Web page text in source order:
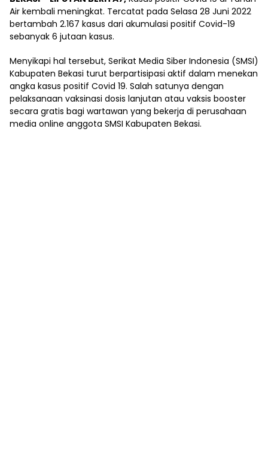
Air kembali meningkat. Tercatat pada Selasa 28 Juni 2022
bertambah 2.167 kasus dari akumulasi positif Covid-19
sebanyak 6 jutaan kasus.
Menyikapi hal tersebut, Serikat Media Siber Indonesia (SMSI)
Kabupaten Bekasi turut berpartisipasi aktif dalam menekan
angka kasus positif Covid 19. Salah satunya dengan
pelaksanaan vaksinasi dosis lanjutan atau vaksis booster
secara gratis bagi wartawan yang bekerja di perusahaan
media online anggota SMSI Kabupaten Bekasi.